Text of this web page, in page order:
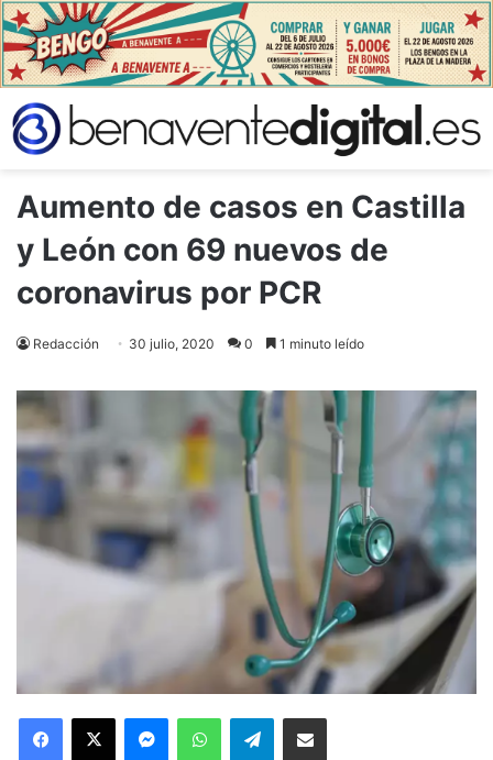
Aumento de casos en Castilla
y León con 69 nuevos de
coronavirus por PCR
Redacción 30 julio, 2020 0 1 minuto leído
Facebook
X MessengerWhatsAppTelegramCompartir via Email